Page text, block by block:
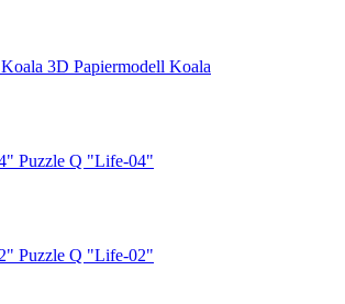
3D Papiermodell Koala
Puzzle Q "Life-04"
Puzzle Q "Life-02"